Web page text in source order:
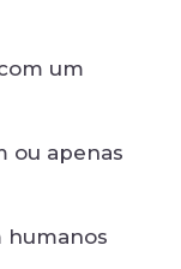
um
ou apenas
humanos